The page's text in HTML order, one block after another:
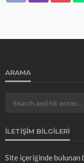
ARAMA
İLETIŞIM BILGILERI
Site içeriğinde bulunan